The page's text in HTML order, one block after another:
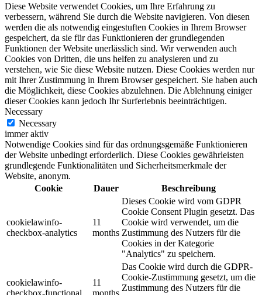
Diese Website verwendet Cookies, um Ihre Erfahrung zu
verbessern, während Sie durch die Website navigieren. Von diesen
werden die als notwendig eingestuften Cookies in Ihrem Browser
gespeichert, da sie für das Funktionieren der grundlegenden
Funktionen der Website unerlässlich sind. Wir verwenden auch
Cookies von Dritten, die uns helfen zu analysieren und zu
verstehen, wie Sie diese Website nutzen. Diese Cookies werden nur
mit Ihrer Zustimmung in Ihrem Browser gespeichert. Sie haben auch
die Möglichkeit, diese Cookies abzulehnen. Die Ablehnung einiger
dieser Cookies kann jedoch Ihr Surferlebnis beeinträchtigen.
Necessary
Necessary
immer aktiv
Notwendige Cookies sind für das ordnungsgemäße Funktionieren
der Website unbedingt erforderlich. Diese Cookies gewährleisten
grundlegende Funktionalitäten und Sicherheitsmerkmale der
Website, anonym.
Cookie
Dauer Beschreibung
cookielawinfo-
checkbox-analytics
11
months
Dieses Cookie wird vom GDPR
Cookie Consent Plugin gesetzt. Das
Cookie wird verwendet, um die
Zustimmung des Nutzers für die
Cookies in der Kategorie
"Analytics" zu speichern.
cookielawinfo-
11
Das Cookie wird durch die GDPR-
Cookie-Zustimmung gesetzt, um die
Zustimmung des Nutzers für die